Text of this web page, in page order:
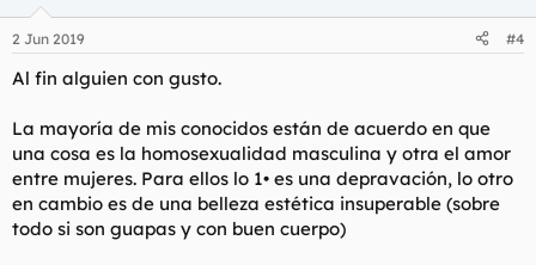
e
:
2 Jun 2019 #4
Al fin alguien con gusto.
La mayoría de mis conocidos están de acuerdo en que
una cosa es la homosexualidad masculina y otra el amor
entre mujeres. Para ellos lo 1• es una depravación, lo otro
en cambio es de una belleza estética insuperable (sobre
todo si son guapas y con buen cuerpo)